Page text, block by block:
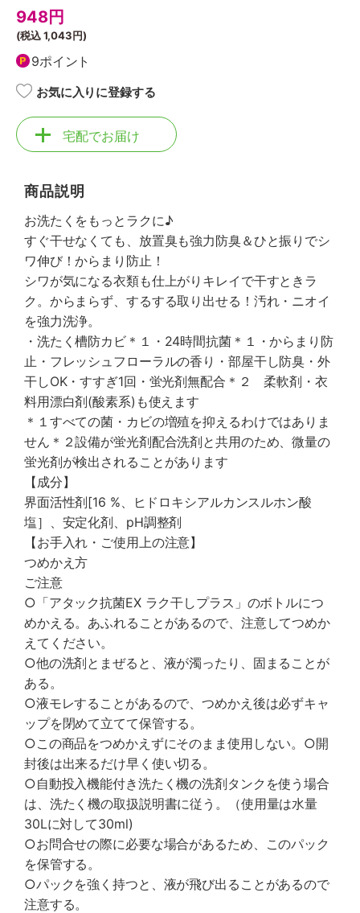
948円
(税込1,043円)
9ポイント
お気に入りに登録する
宅配でお届け
商品説明
お洗たくをもっとラクに♪
すぐ干せなくても、放置臭も強力防臭＆ひと振りでシ
ワ伸び！からまり防止！
シワが気になる衣類も仕上がりキレイで干すときラ
ク。からまらず、するする取り出せる！汚れ・ニオイ
を強力洗浄。
・洗たく槽防カビ＊１・24時間抗菌＊１・からまり防
止・フレッシュフローラルの香り・部屋干し防臭・外
干しOK・すすぎ1回・蛍光剤無配合＊２ 柔軟剤・衣
料用漂白剤(酸素系)も使えます
＊１すべての菌・カビの増殖を抑えるわけではありま
せん＊２設備が蛍光剤配合洗剤と共用のため、微量の
蛍光剤が検出されることがあります
【成分】
界面活性剤[16 %、ヒドロキシアルカンスルホン酸
塩］、安定化剤、pH調整剤
【お手入れ・ご使用上の注意】
つめかえ方
ご注意
○「アタック抗菌EX ラク干しプラス」のボトルにつ
めかえる。あふれることがあるので、注意してつめか
えてください。
○他の洗剤とまぜると、液が濁ったり、固まることが
ある。
○液モレすることがあるので、つめかえ後は必ずキャ
ップを閉めて立てて保管する。
○この商品をつめかえずにそのまま使用しない。○開
封後は出来るだけ早く使い切る。
○自動投入機能付き洗たく機の洗剤タンクを使う場合
は、洗たく機の取扱説明書に従う。（使用量は水量
30Lに対して30ml)
○お問合せの際に必要な場合があるため、このパック
を保管する。
○パックを強く持つと、液が飛び出ることがあるので
注意する。